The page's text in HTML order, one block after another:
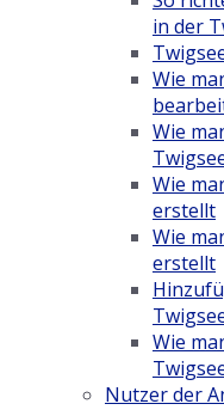
in der
Wie
Wie
Wie
erstellt
Wie
erstellt
Wie
Nutzer der